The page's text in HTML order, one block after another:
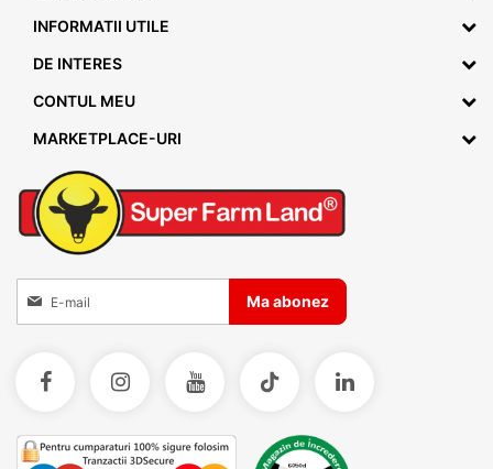
INFORMATII UTILE
DE INTERES
CONTUL MEU
MARKETPLACE-URI
Inscrieti-va la Buletinele noastre informative
Ma abonez